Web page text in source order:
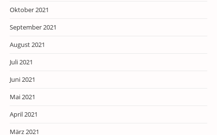
Oktober 2021
September 2021
August 2021
Juli 2021
Juni 2021
Mai 2021
April 2021
März 2021